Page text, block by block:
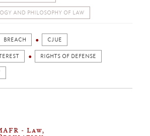
AND PHILOSOPHY OF LAW
BREACH CJUE
RIGHTS OF DEFENSE
- Law,